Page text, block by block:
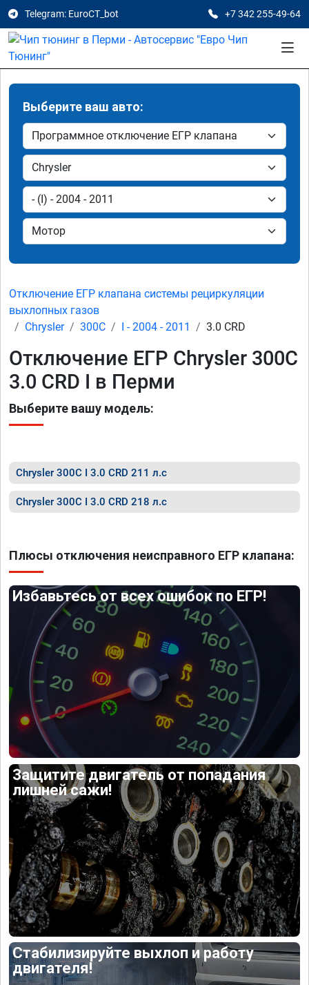
Telegram: EuroCT_bot +7 342 255-49-64
Выберите ваш авто:
Отключение ЕГР клапана системы рециркуляции
выхлопных газов
Chrysler
300C I - 2004 - 2011 3.0 CRD
Отключение ЕГР Chrysler 300C
3.0 CRD I в Перми
Выберите вашу модель:
Chrysler 300C I 3.0 CRD 211 л.с
Chrysler 300C I 3.0 CRD 218 л.с
Плюсы отключения неисправного ЕГР клапана:
Избавьтесь от всех ошибок по ЕГР!
Защитите двигатель от попадания
лишней сажи!
Стабилизируйте выхлоп и работу
двигателя!